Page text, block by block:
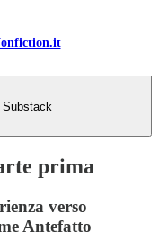
Substack
prima
verso
Antefatto